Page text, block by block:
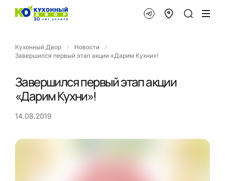
Кухонный Двор
Новости
Завершился первый этап акции «Дарим Кухни»!
Завершился первый этап акции
«Дарим Кухни»!
14.08.2019